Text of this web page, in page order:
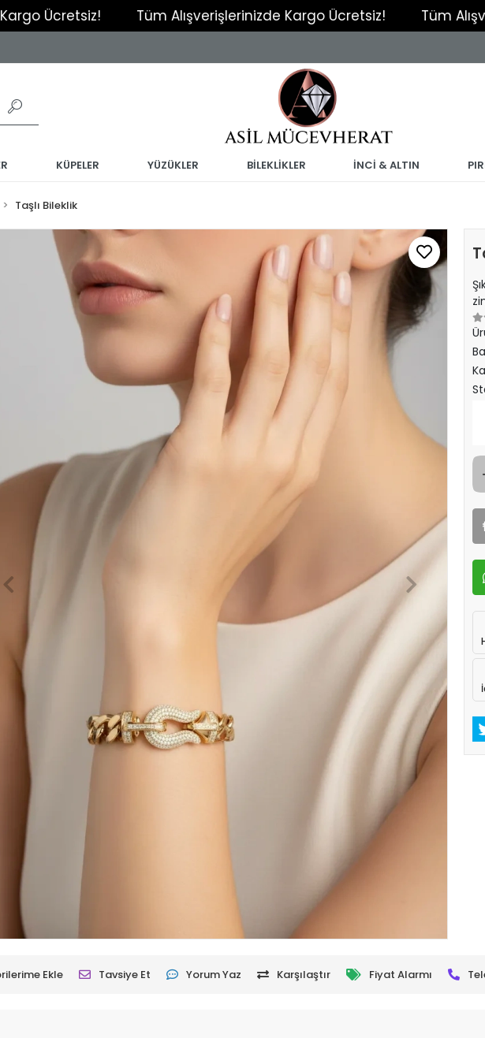
Tüm Alışverişlerinizde Kargo Ücretsiz! Tüm
KÜPELER YÜZÜKLER BİLEKLİKLER İNCİ & ALTIN
Taşlı Bileklik
Ekle Tavsiye Et Yorum Yaz Karşılaştır Fiyat Alarmı